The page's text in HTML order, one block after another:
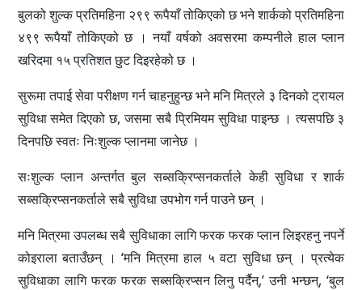
बुलको शुल्क प्रतिमहिना २९९ रूपैयाँ तोकिएको छ भने शार्कको प्रतिमहिना
४९९ रूपैयाँ तोकिएको छ । नयाँ वर्षको अवसरमा कम्पनीले हाल प्लान
खरिदमा १५ प्रतिशत छुट दिइरहेको छ ।
सुरूमा तपाई सेवा परीक्षण गर्न चाहनुहुन्छ भने मनि मित्रले ३ दिनको ट्रायल
सुविधा समेत दिएको छ, जसमा सबै प्रिमियम सुविधा पाइन्छ । त्यसपछि ३
दिनपछि स्वतः निःशुल्क प्लानमा जानेछ ।
सःशुल्क प्लान अन्तर्गत बुल सब्सक्रिप्सनकर्ताले केही सुविधा र शार्क
सब्सक्रिप्सनकर्ताले सबै सुविधा उपभोग गर्न पाउने छन् ।
मनि मित्रमा उपलब्ध सबै सुविधाका लागि फरक फरक प्लान लिइरहनु नपर्ने
कोइराला बताउँछन् । ‘मनि मित्रमा हाल ५ वटा सुविधा छन् । प्रत्येक
सुविधाका लागि फरक फरक सब्सक्रिप्सन लिनु पर्दैन्,’ उनी भन्छन्, ‘बुल